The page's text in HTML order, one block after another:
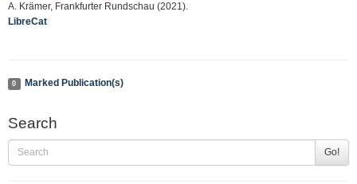
A. Krämer, Frankfurter Rundschau (2021).
LibreCat
0 Marked Publication(s)
Search
Go!